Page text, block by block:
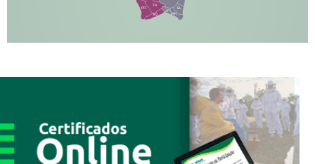
EL
JP
PR
TA
SQ MN